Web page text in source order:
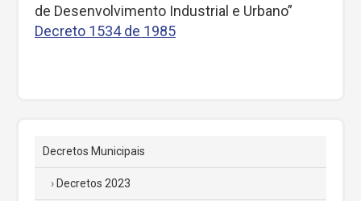
de Desenvolvimento Industrial e Urbano”
Decreto 1534 de 1985
Decretos Municipais
Decretos 2023